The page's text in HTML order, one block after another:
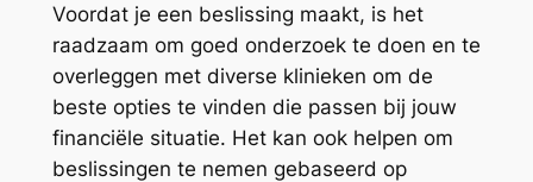
Voordat je een beslissing maakt, is het
raadzaam om goed onderzoek te doen en te
overleggen met diverse klinieken om de
beste opties te vinden die passen bij jouw
financiële situatie. Het kan ook helpen om
beslissingen te nemen gebaseerd op